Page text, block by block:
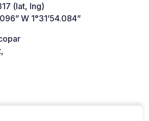
(lat, lng)
W 1°31’54.084”